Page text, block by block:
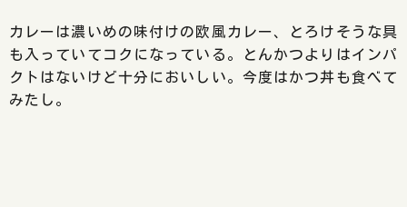
カレーは濃いめの味付けの欧風カレー、とろけそうな具
も入っていてコクになっている。とんかつよりはインパ
クトはないけど十分においしい。今度はかつ丼も食べて
みたし。